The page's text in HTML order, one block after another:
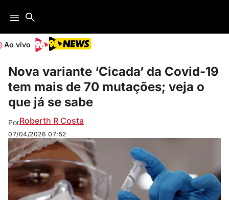
Ao vivo
Nova variante ‘Cicada’ da Covid-19
tem mais de 70 mutações; veja o
que já se sabe
PorRoberth R Costa
07/04/2026 07:52